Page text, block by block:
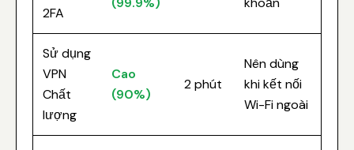
2FA
Sử dụng
VPN
Chất
lượng
Cao
(90%)
2 phút
Nên dùng
khi kết nối
Wi-Fi ngoài